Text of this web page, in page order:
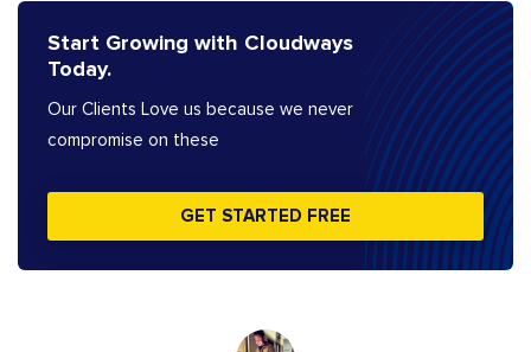
Start Growing with Cloudways
Today.
Our Clients Love us because we never
compromise on these
GET STARTED FREE